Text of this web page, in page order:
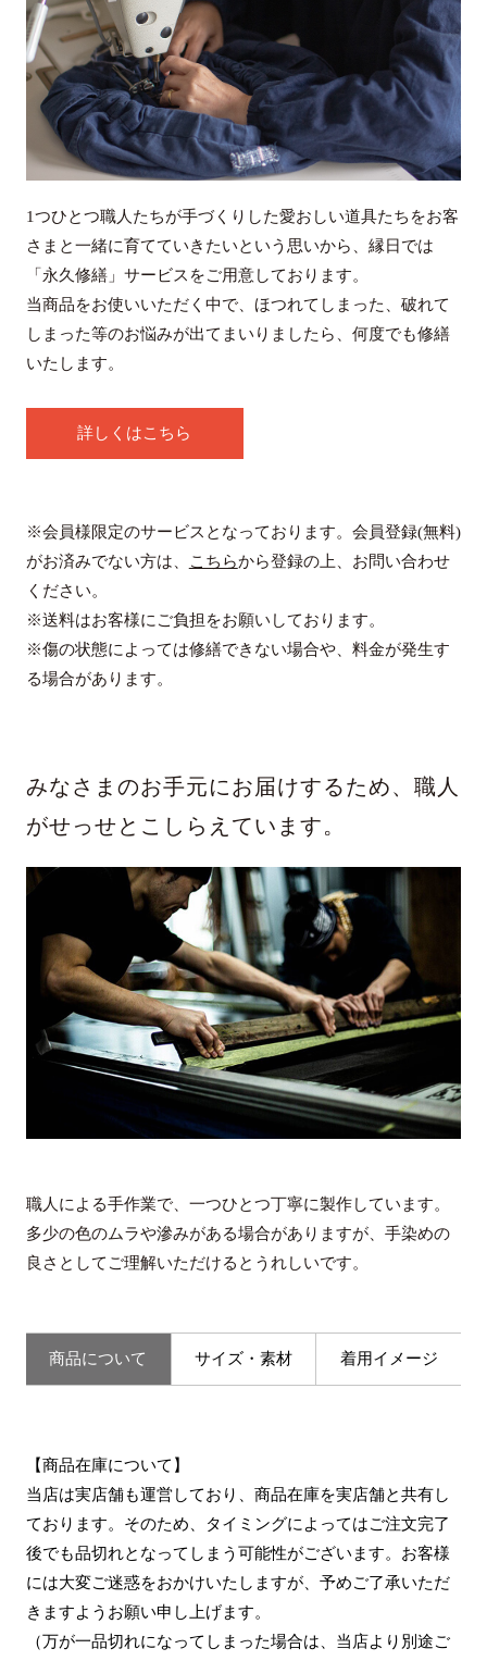
1つひとつ職人たちが手づくりした愛おしい道具たちをお客
さまと一緒に育てていきたいという思いから、縁日では
「永久修繕」サービスをご用意しております。
当商品をお使いいただく中で、ほつれてしまった、破れて
しまった等のお悩みが出てまいりましたら、何度でも修繕
いたします。
詳しくはこちら
※会員様限定のサービスとなっております。会員登録(無料)
がお済みでない方は、
こちらから登録の上、お問い合わせ
ください。
※送料はお客様にご負担をお願いしております。
※傷の状態によっては修繕できない場合や、料金が発生す
る場合があります。
みなさまのお手元にお届けするため、職人
がせっせとこしらえています。
職人による手作業で、一つひとつ丁寧に製作しています。
多少の色のムラや滲みがある場合がありますが、手染めの
良さとしてご理解いただけるとうれしいです。
商品について サイズ・素材 着用イメージ
【商品在庫について】
当店は実店舗も運営しており、商品在庫を実店舗と共有し
ております。そのため、タイミングによってはご注文完了
後でも品切れとなってしまう可能性がございます。お客様
には大変ご迷惑をおかけいたしますが、予めご了承いただ
きますようお願い申し上げます。
（万が一品切れになってしまった場合は、当店より別途ご